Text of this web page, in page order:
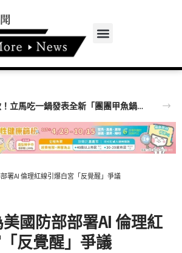
將生技精神帶入餐飲！立馬吃一鍋發表全新「團團甲魚鍋」 搶攻特色鍋物市場
署AI 倫理紅線引爆白宮「反覺醒」爭議
國防部部署AI 倫理紅
反覺醒」爭議